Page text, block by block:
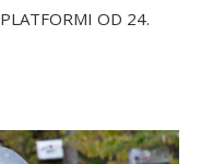
OD 24.